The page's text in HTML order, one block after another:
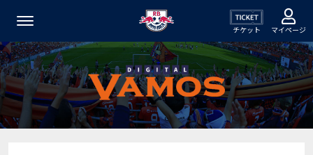
チケット マイページ